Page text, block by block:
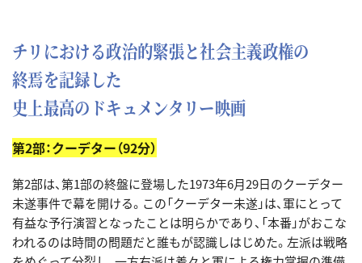
チリにおける政治的緊張と社会主義政権の
終焉を記録した
史上最高のドキュメンタリー映画
第2部：クーデター（92分）
第2部は、第1部の終盤に登場した1973年6月29日のクーデター
未遂事件で幕を開ける。この「クーデター未遂」は、軍にとって
有益な予行演習となったことは明らかであり、「本番」がおこな
われるのは時間の問題だと誰もが認識しはじめた。左派は戦略